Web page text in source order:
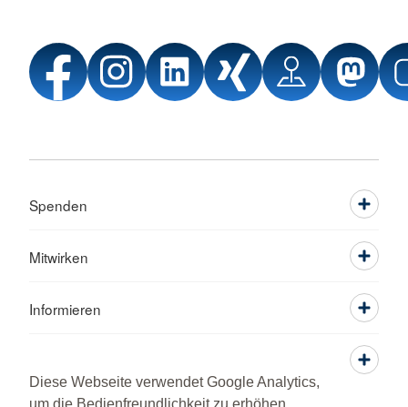
Diese Webseite verwendet Google Analytics,
Spenden
Mitwirken
Informieren